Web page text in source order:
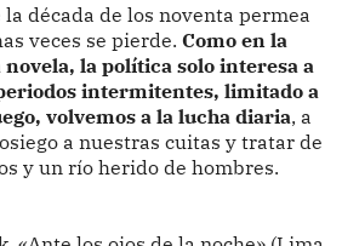
década de los noventa permea
veces se pierde. Como en la
la política solo interesa a
intermitentes, limitado a
volvemos a la lucha diaria, a
a nuestras cuitas y tratar de
y un río herido de hombres.